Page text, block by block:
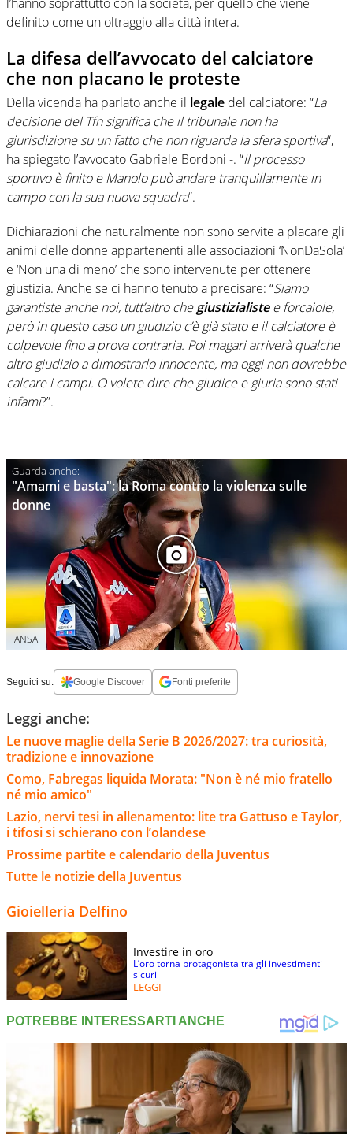
definito come un oltraggio alla città intera.
La difesa dell’avvocato del calciatore
che non placano le proteste
Della vicenda ha parlato anche il legale del calciatore: “La
decisione del Tfn significa che il tribunale non ha
giurisdizione su un fatto che non riguarda la sfera sportiva“,
ha spiegato l’avvocato Gabriele Bordoni -. “Il processo
sportivo è finito e Manolo può andare tranquillamente in
campo con la sua nuova squadra“.
Dichiarazioni che naturalmente non sono servite a placare gli
animi delle donne appartenenti alle associazioni ‘NonDaSola’
e ‘Non una di meno’ che sono intervenute per ottenere
giustizia. Anche se ci hanno tenuto a precisare: “Siamo
garantiste anche noi, tutt’altro chegiustizialistee forcaiole,
però in questo caso un giudizio c’è già stato e il calciatore è
colpevole fino a prova contraria. Poi magari arriverà qualche
altro giudizio a dimostrarlo innocente, ma oggi non dovrebbe
calcare i campi. O volete dire che giudice e giuria sono stati
infami?”.
"Amami e basta": la Roma contro la violenza sulle
donne
ANSA
Seguici su: Google Discover Fonti preferite
Leggi anche:
Le nuove maglie della Serie B 2026/2027: tra curiosità,
tradizione e innovazione
Como, Fabregas liquida Morata: "Non è né mio fratello
né mio amico"
Lazio, nervi tesi in allenamento: lite tra Gattuso e Taylor,
i tifosi si schierano con l’olandese
Prossime partite e calendario della Juventus
Tutte le notizie della Juventus
Gioielleria Delfino
Investire in oro
L’oro torna protagonista tra gli investimenti
sicuri
LEGGI